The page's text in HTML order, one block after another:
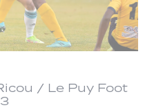
/ Le Puy Foot